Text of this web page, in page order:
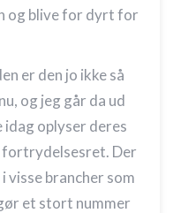
og blive for dyrt for
er den jo ikke så
og jeg går da ud
oplyser deres
fortrydelsesret. Der
brancher som
et stort nummer